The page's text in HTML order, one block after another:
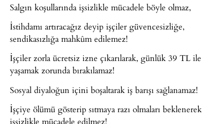
Salgın koşullarında işsizlikle mücadele böyle olmaz,
İstihdamı artıracağız deyip işçiler güvencesizliğe,
sendikasızlığa mahkûm edilemez!
İşçiler zorla ücretsiz izne çıkarılarak, günlük 39 TL ile
yaşamak zorunda bırakılamaz!
Sosyal diyaloğun içini boşaltarak iş barışı sağlanamaz!
İşçiye ölümü gösterip sıtmaya razı olmaları beklenerek
işsizlikle mücadele edilmez!